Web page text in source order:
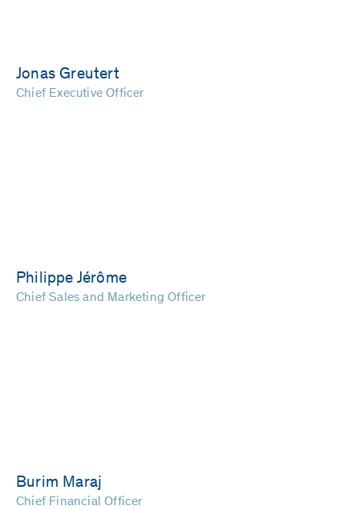
Jonas Greutert
Chief Executive Officer
Philippe Jérôme
Chief Sales and Marketing Officer
Burim Maraj
Chief Financial Officer